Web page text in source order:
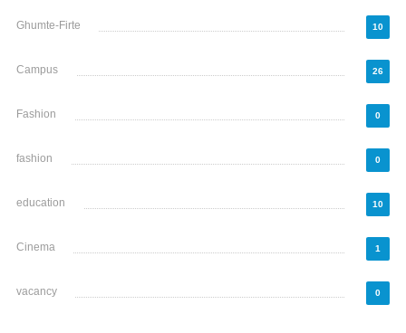
Ghumte-Firte 10
Campus 26
Fashion 0
fashion 0
education 10
Cinema 1
vacancy 0